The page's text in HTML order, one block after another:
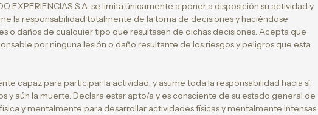
EXPERIENCIAS S.A. se limita únicamente a poner a disposición su actividad y
la responsabilidad totalmente de la toma de decisiones y haciéndose
o daños de cualquier tipo que resultasen de dichas decisiones. Acepta que
por ninguna lesión o daño resultante de los riesgos y peligros que esta
capaz para participar la actividad, y asume toda la responsabilidad hacia sí,
y aún la muerte. Declara estar apto/a y es consciente de su estado general de
y mentalmente para desarrollar actividades físicas y mentalmente intensas.